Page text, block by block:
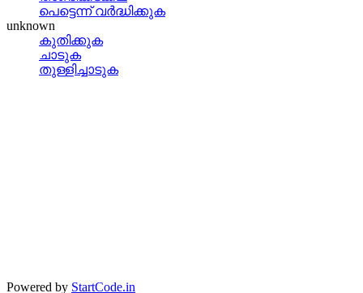
പെട്ടെന്ന്‌ വര്‍ദ്ധിക്കുക
unknown
കുതിക്കുക
ചാടുക
തുള്ളിച്ചാടുക
Powered by StartCode.in